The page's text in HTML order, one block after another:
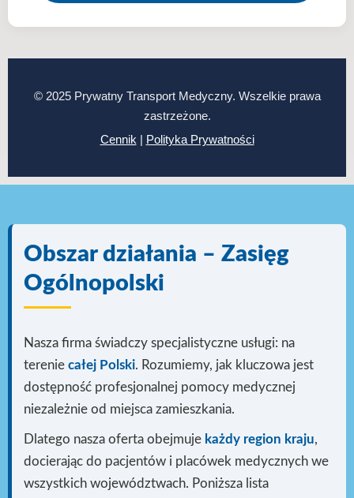
© 2025 Prywatny Transport Medyczny. Wszelkie prawa
zastrzeżone.
Cennik | Polityka Prywatności
Obszar działania – Zasięg
Ogólnopolski
Nasza firma świadczy specjalistyczne usługi: na
terenie całej Polski. Rozumiemy, jak kluczowa jest
dostępność profesjonalnej pomocy medycznej
niezależnie od miejsca zamieszkania.
Dlatego nasza oferta obejmuje każdy region kraju,
docierając do pacjentów i placówek medycznych we
wszystkich województwach. Poniższa lista